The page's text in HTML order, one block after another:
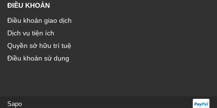
ĐIỀU KHOẢN
Điều khoản giao dịch
Dịch vụ tiện ích
Quyền sở hữu trí tuệ
Điều khoản sử dụng
Sapo